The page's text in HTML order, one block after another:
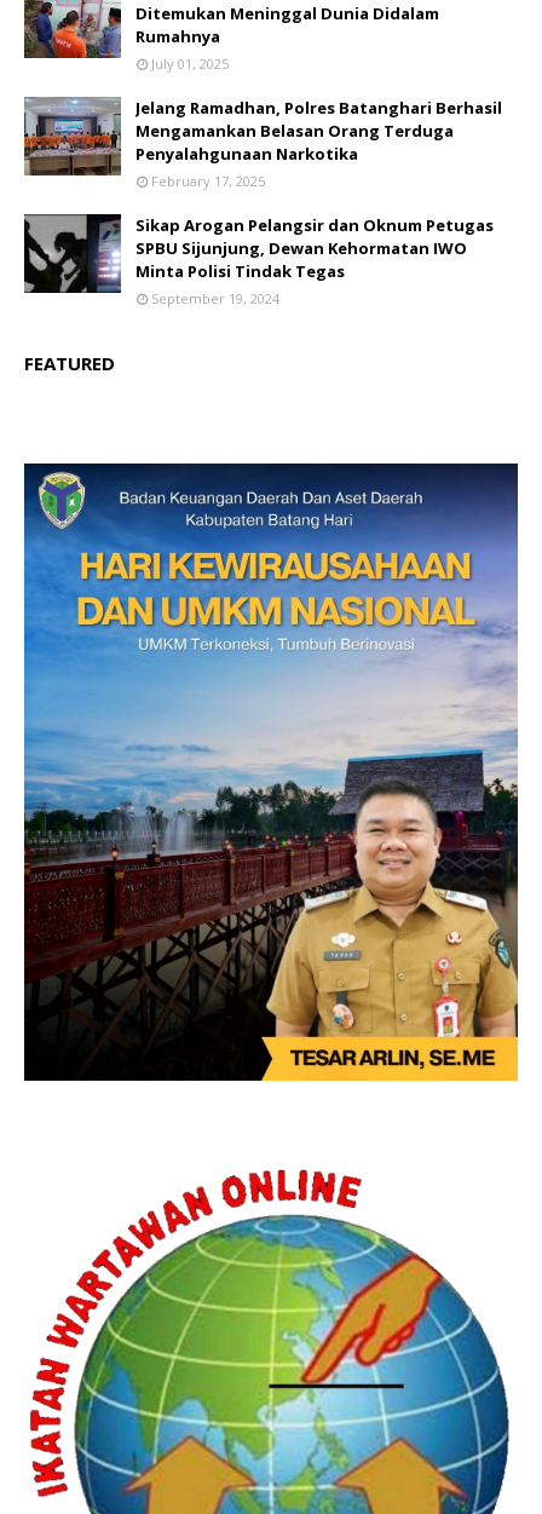
Ditemukan Meninggal Dunia Didalam
Rumahnya
July 01, 2025
Jelang Ramadhan, Polres Batanghari Berhasil
Mengamankan Belasan Orang Terduga
Penyalahgunaan Narkotika
February 17, 2025
Sikap Arogan Pelangsir dan Oknum Petugas
SPBU Sijunjung, Dewan Kehormatan IWO
Minta Polisi Tindak Tegas
September 19, 2024
FEATURED